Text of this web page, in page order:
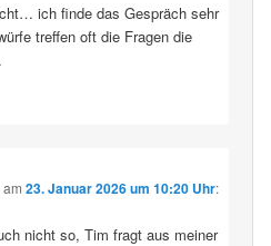
ich finde das Gespräch sehr
treffen oft die Fragen die
am 23. Januar 2026 um 10:20 Uhr:
nicht so, Tim fragt aus meiner